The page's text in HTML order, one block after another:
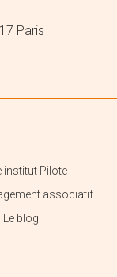
Paris
institut Pilote
associatif
Le blog